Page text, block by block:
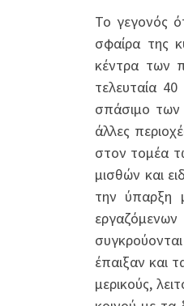
Το γεγονός
σφαίρα της
κέντρα των
τελευταία
σπάσιμο των
άλλες
στον τομέα
μισθών και
την ύπαρξη
έπαιξαν και
μερικούς,